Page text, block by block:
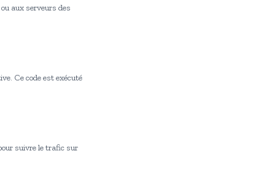
aux serveurs des
Ce code est exécuté
suivre le trafic sur